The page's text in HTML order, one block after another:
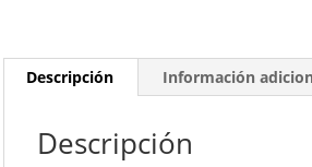
Descripción Información
Descripción